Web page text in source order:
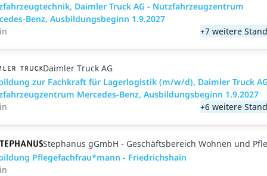
Daimler Truck AG - Nutzfahrzeugzentrum
Benz, Ausbildungsbeginn 1.9.2027
+7 weitere
Daimler Truck AG
zur Fachkraft für Lagerlogistik (m/w/d), Daimler Truck
Mercedes-Benz, Ausbildungsbeginn 1.9.2027
+6 weitere
Stephanus gGmbH - Geschäftsbereich Wohnen und
Pflegefachfrau*mann - Friedrichshain